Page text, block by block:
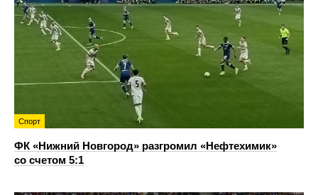
Спорт
ФК «Нижний Новгород» разгромил «Нефтехимик»
со счетом 5:1